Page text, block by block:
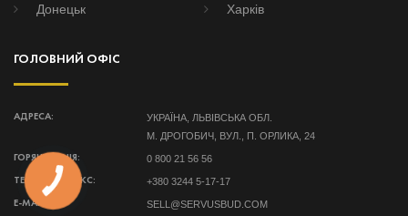
Донецьк
Харків
ГОЛОВНИЙ ОФІС
АДРЕСА:
УКРАЇНА, ЛЬВІВСЬКА ОБЛ.
М. ДРОГОБИЧ, ВУЛ., П. ОРЛИКА, 24
ГОРЯЧА ЛІНІЯ: 0 800 21 56 56
ТЕЛЕФОН/ФАКС: +380 3244 5-17-17
E-MAIL: SELL@SERVUSBUD.COM
КНОПКА
ЗВ'ЯЗКУ